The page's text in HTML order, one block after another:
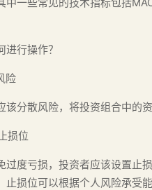
进行操作？
险
该分散风险，将投资组合中的
损位
过度亏损，投资者应该设置止
止损位可以根据个人风险承受